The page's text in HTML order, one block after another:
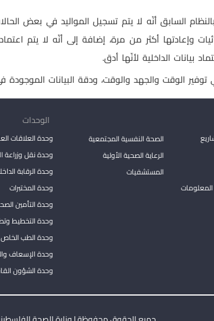
السابق أنّه لا يتم تسجيل المواليد في بعض
وإعادتها أكثر من مرة، إضافة إلى أنّه لا يتم
بيانات الداخلية لأنّها أدق.
الوقت والجهد والوقت، ودقة البيانات الموجودة
الصحة النفسية المجتمعية
الرعاية الصحية الأولية
المستشفيات
الوحدات
وحدة العلاقات
وحدة نقل وزراعة
وحدة الرقابة
وحدة المختبرات
وحدة التأمين
وحدة التخطيط
وحدة الطب الخاص
وحدة الإسعاف
وحدة الشؤون